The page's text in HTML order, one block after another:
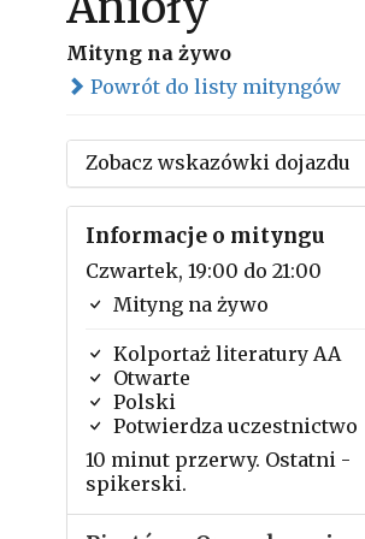
Mityng na żywo
Powrót do listy mityngów
Zobacz wskazówki dojazdu
Informacje o mityngu
Czwartek, 19:00 do 21:00
Mityng na żywo
Kolportaż literatury AA
Otwarte
Polski
Potwierdza uczestnictwo
10 minut przerwy. Ostatni -
spikerski.